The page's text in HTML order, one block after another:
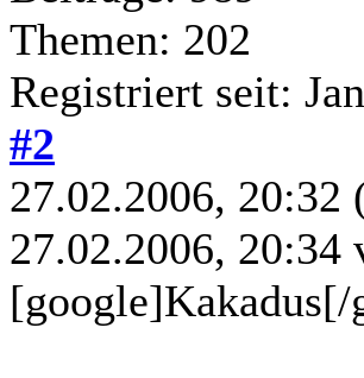
Themen: 202
Registriert seit:
#2
27.02.2006, 20:32
27.02.2006, 20:34
[google]Kakadus[/